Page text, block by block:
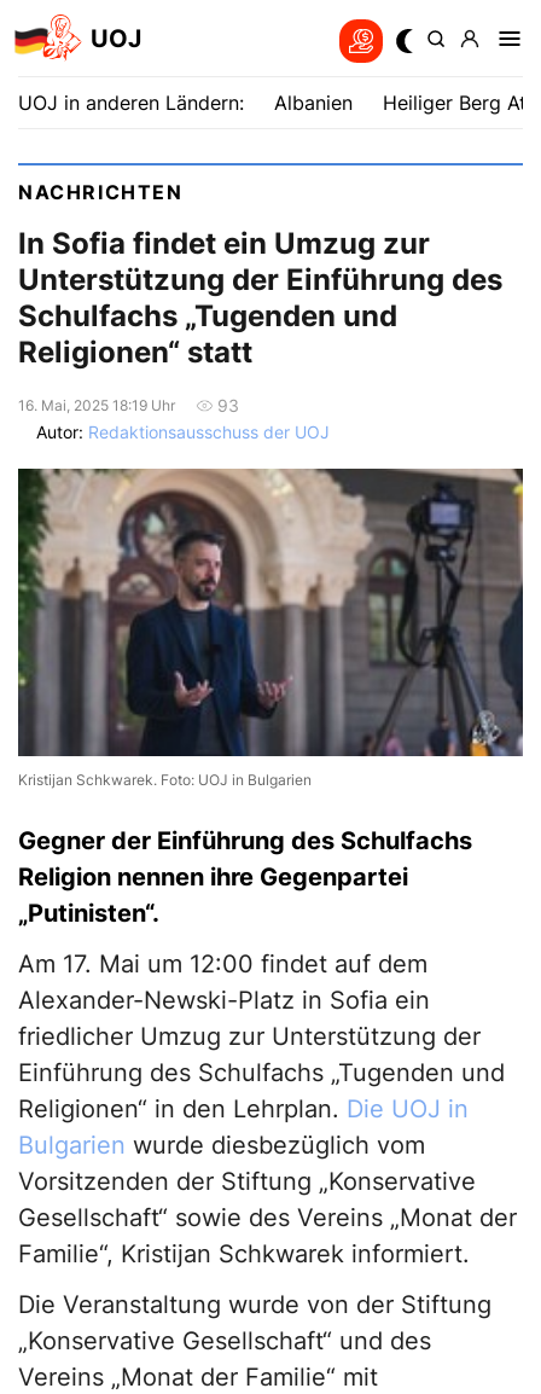
UOJ
UOJ in anderen Ländern: Albanien Heiliger Berg
NACHRICHTEN
In Sofia findet ein Umzug zur
Unterstützung der Einführung des
Schulfachs „Tugenden und
Religionen“ statt
16. Mai, 2025 18:19 Uhr
93
Autor: Redaktionsausschuss der UOJ
Kristijan Schkwarek. Foto: UOJ in Bulgarien
Gegner der Einführung des Schulfachs
Religion nennen ihre Gegenpartei
„Putinisten“.
Am 17. Mai um 12:00 findet auf dem
Alexander-Newski-Platz in Sofia ein
friedlicher Umzug zur Unterstützung der
Einführung des Schulfachs „Tugenden und
Religionen“ in den Lehrplan. Die UOJ in
Bulgarien wurde diesbezüglich vom
Vorsitzenden der Stiftung „Konservative
Gesellschaft“ sowie des Vereins „Monat der
Familie“, Kristijan Schkwarek informiert.
Die Veranstaltung wurde von der Stiftung
„Konservative Gesellschaft“ und des
Vereins „Monat der Familie“ mit